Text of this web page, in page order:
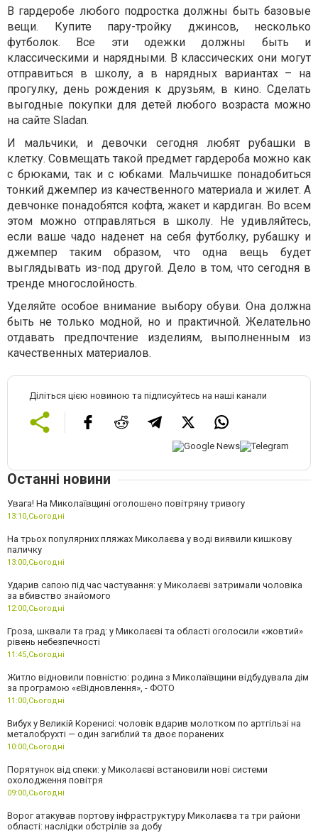
В гардеробе любого подростка должны быть базовые
вещи. Купите пару-тройку джинсов, несколько
футболок. Все эти одежки должны быть и
классическими и нарядными. В классических они могут
отправиться в школу, а в нарядных вариантах – на
прогулку, день рождения к друзьям, в кино. Сделать
выгодные покупки для детей любого возраста можно
на сайте Sladan.
И мальчики, и девочки сегодня любят рубашки в
клетку. Совмещать такой предмет гардероба можно как
с брюками, так и с юбками. Мальчишке понадобиться
тонкий джемпер из качественного материала и жилет. А
девчонке понадобятся кофта, жакет и кардиган. Во всем
этом можно отправляться в школу. Не удивляйтесь,
если ваше чадо наденет на себя футболку, рубашку и
джемпер таким образом, что одна вещь будет
выглядывать из-под другой. Дело в том, что сегодня в
тренде многослойность.
Уделяйте особое внимание выбору обуви. Она должна
быть не только модной, но и практичной. Желательно
отдавать предпочтение изделиям, выполненным из
качественных материалов.
Діліться цією новиною та підписуйтесь на наші канали
Останні новини
Увага! На Миколаївщині оголошено повітряну тривогу
13:10, Сьогодні
На трьох популярних пляжах Миколаєва у воді виявили кишкову
паличку
13:00, Сьогодні
Ударив сапою під час частування: у Миколаєві затримали чоловіка
за вбивство знайомого
12:00, Сьогодні
Гроза, шквали та град: у Миколаєві та області оголосили «жовтий»
рівень небезпечності
11:45, Сьогодні
Житло відновили повністю: родина з Миколаївщини відбудувала дім
за програмою «єВідновлення», - ФОТО
11:00, Сьогодні
Вибух у Великій Коренисі: чоловік вдарив молотком по артгільзі на
металобрухті — один загиблий та двоє поранених
10:00, Сьогодні
Порятунок від спеки: у Миколаєві встановили нові системи
охолодження повітря
09:00, Сьогодні
Ворог атакував портову інфраструктуру Миколаєва та три райони
області: наслідки обстрілів за добу